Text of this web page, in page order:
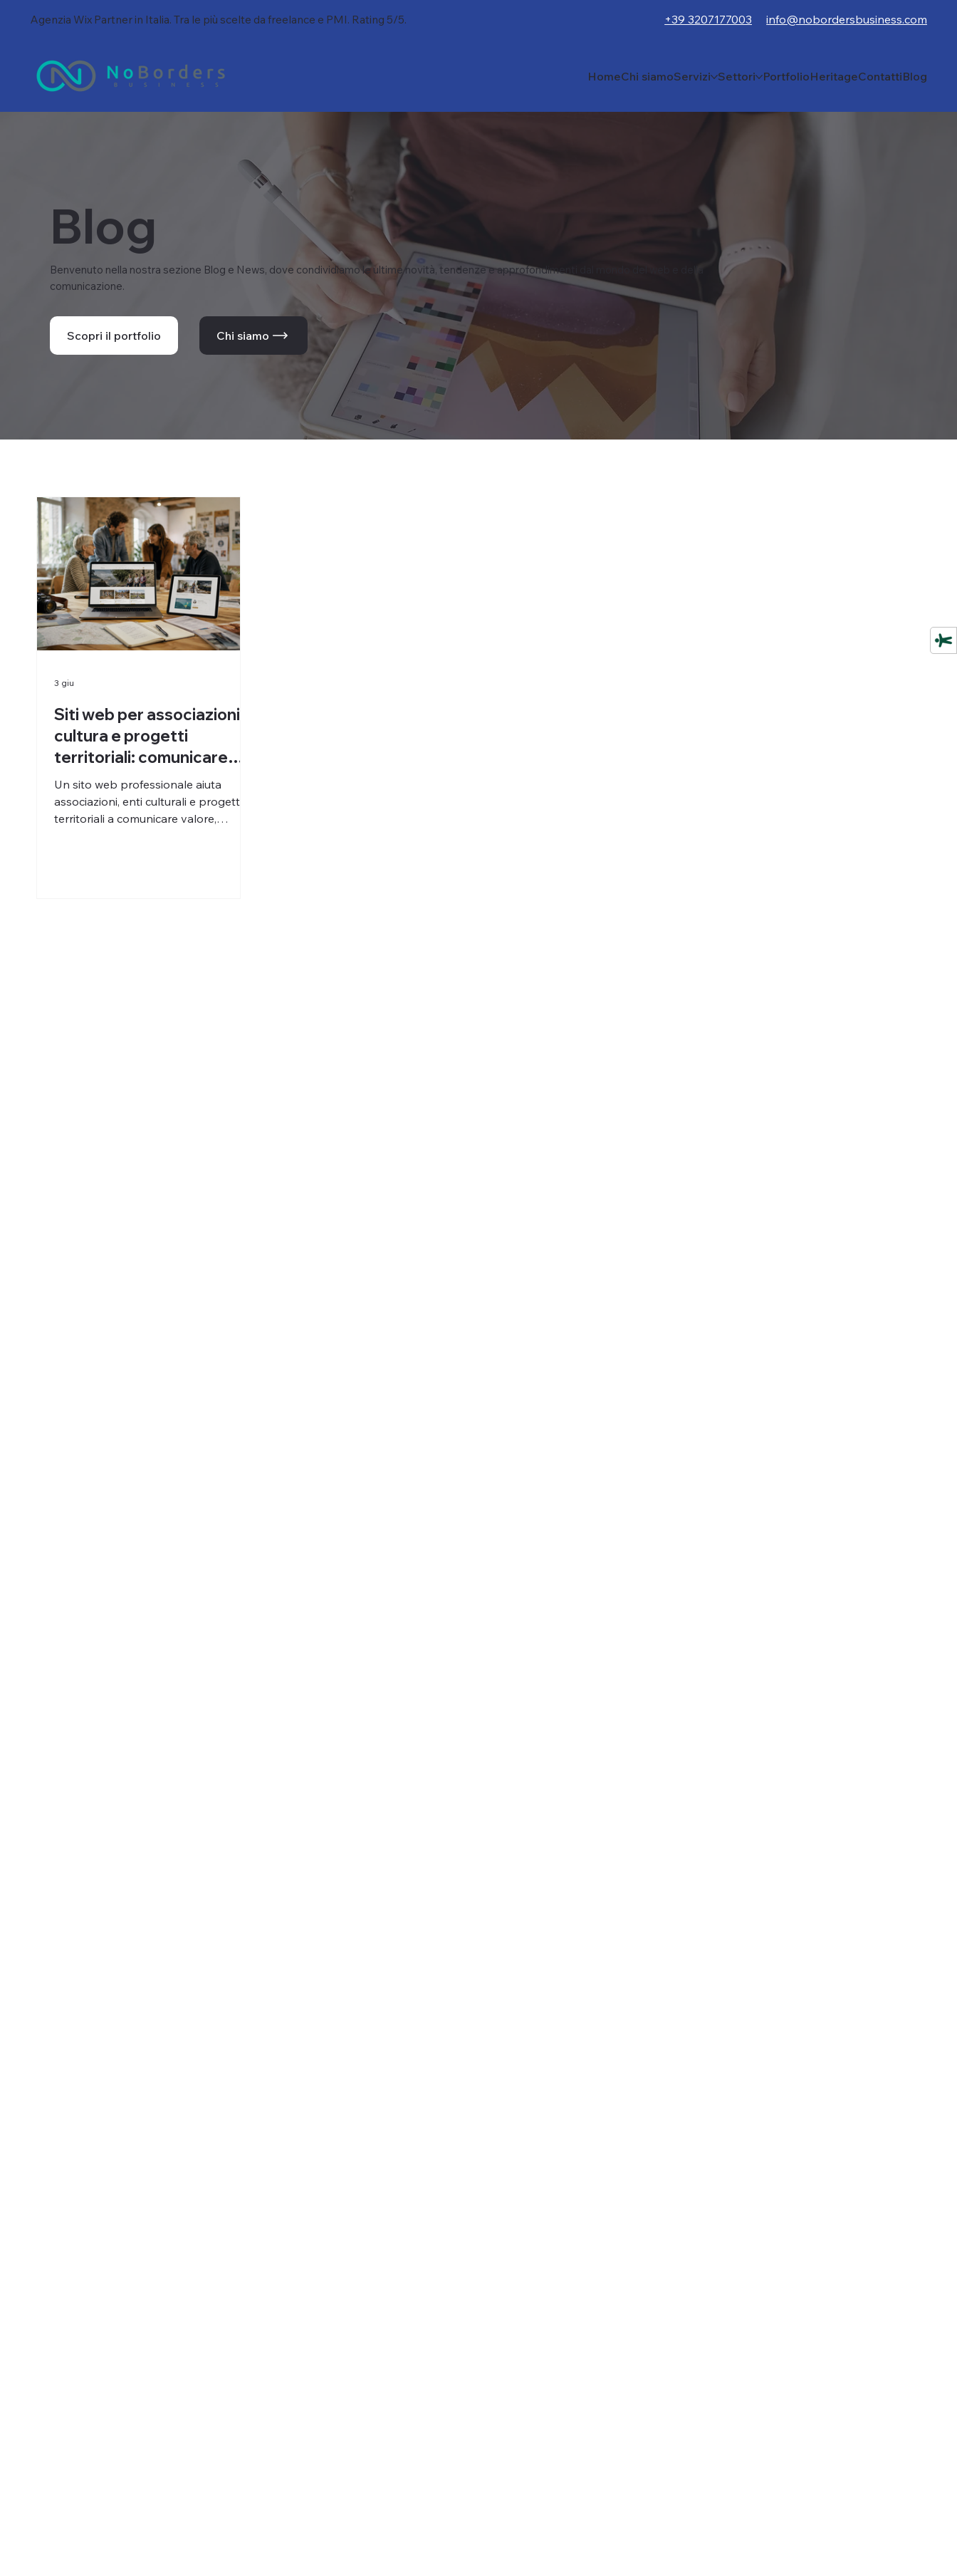
Agenzia Wix Partner in Italia. Tra le più scelte da freelance e PMI. Rating 5/5. +39 3207177003 info@nobordersbusiness.com
HomeChi siamoServizi Settori PortfolioHeritageContattiBlog
Blog
Benvenuto nella nostra sezione Blog e News, dove condividiamo le ultime novità, tendenze e approfondimenti dal mondo del web e della
comunicazione.
Scopri il portfolio Chi siamo
Siti web per associazioni,
cultura e progetti
territoriali: comunicare
valore senza sembrare
improvvisati
Un sito web professionale aiuta
associazioni, enti culturali e progetti
territoriali a comunicare valore,
3 giu